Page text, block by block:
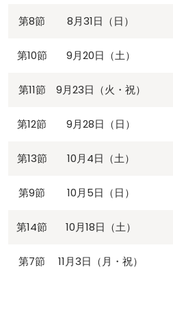
第8節 8月31日（日）
第10節 9月20日（土）
第11節 9月23日（火・祝）
第12節 9月28日（日）
第13節 10月4日（土）
第9節 10月5日（日）
第14節 10月18日（土）
第7節 11月3日（月・祝）